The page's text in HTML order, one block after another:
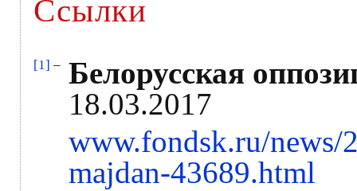
Ссылки
[1] – Белорусская
18.03.2017
www.fondsk.ru/news/
majdan-43689.html